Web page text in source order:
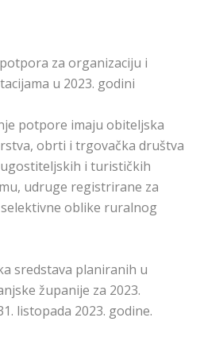
za organizaciju i
u 2023. godini
potpore imaju obiteljska
obrti i trgovačka društva
i turističkih
udruge registrirane za
oblike ruralnog
sredstava planiranih u
županije za 2023.
listopada 2023. godine.